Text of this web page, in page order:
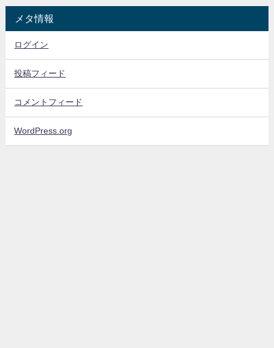
メタ情報
ログイン
投稿フィード
コメントフィード
WordPress.org